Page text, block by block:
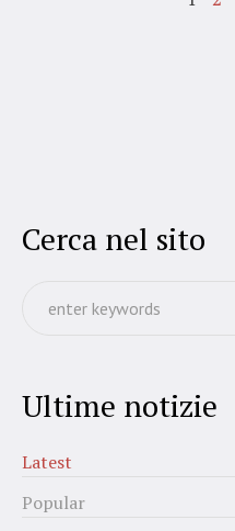
Cerca nel sito
Ultime notizie
Latest
Popular